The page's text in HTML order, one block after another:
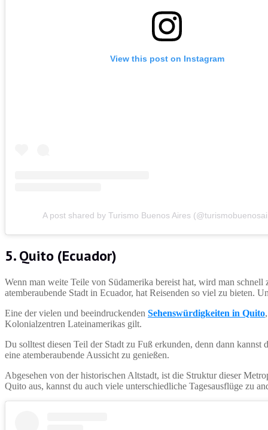
View this post on Instagram
A post shared by Turismo Buenos Aires
5. Quito (Ecuador)
Wenn man weite Teile von Südamerika bereist hat, wird man
atemberaubende Stadt in Ecuador, hat Reisenden so viel zu
Eine der vielen und beeindruckenden Sehenswürdigkeiten in Quito
Kolonialzentren Lateinamerikas gilt.
Du solltest diesen Teil der Stadt zu Fuß erkunden, denn dann
eine atemberaubende Aussicht zu genießen.
Abgesehen von der historischen Altstadt, ist die Struktur dieser
Quito aus, kannst du auch viele unterschiedliche Tagesausflüge zu